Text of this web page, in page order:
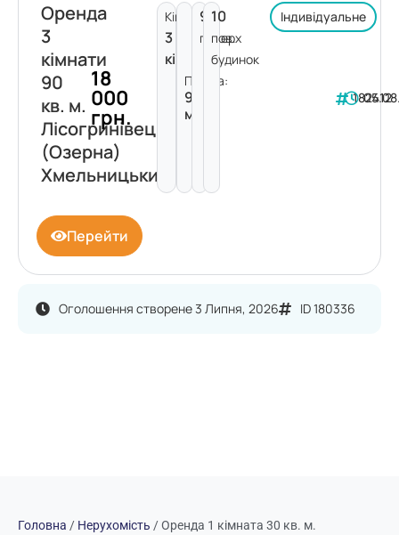
Оголошення створене 3 Липня, 2026 ID 180336
Оренда
3
кімнати
90
кв. м.
Лісогринівецька
(Озерна)
Хмельницький
18
000
грн.
Кімнат:
3
кімнати
Площа:
90
м²
9
поверх
10
пов.
будинок
Індивідуальне
182412
Перейти
Головна / Нерухомість /Оренда 1 кімната 30 кв. м.